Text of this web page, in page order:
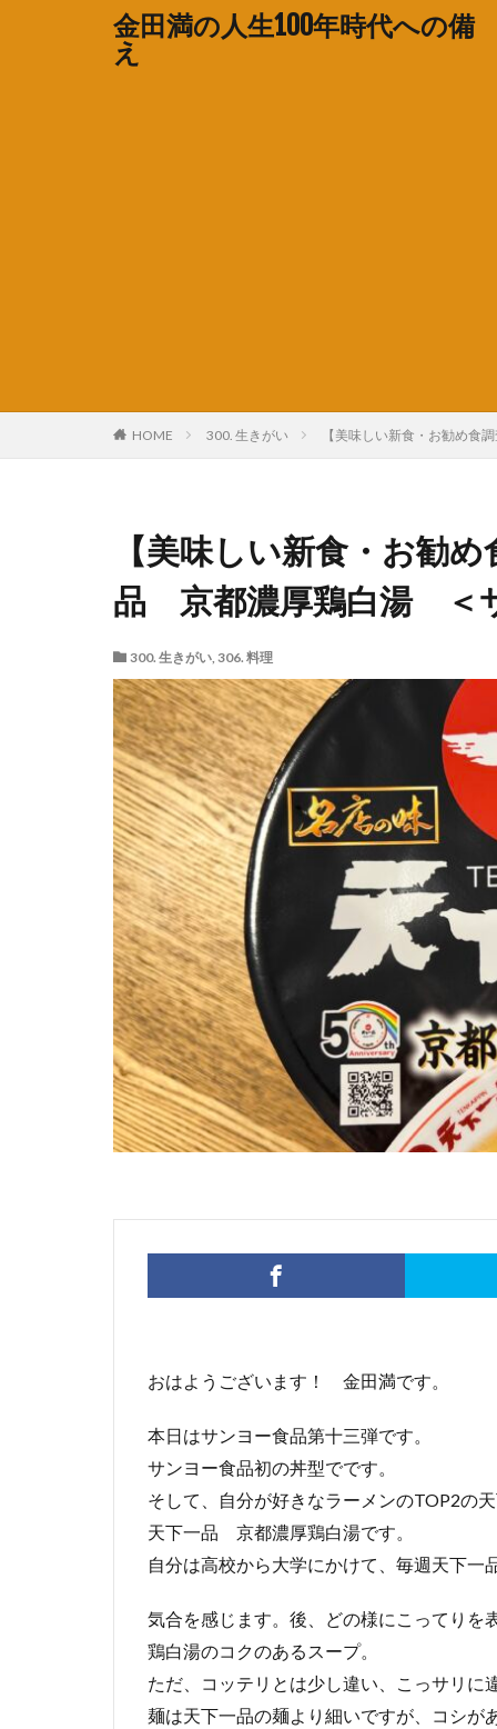
金田満の人生100年時代への備
え
HOME 300. 生きがい 【美味しい新食・お勧め
【美味しい新食・お勧
品 京都濃厚鶏白湯 ＜
300. 生きがい, 306. 料理
おはようございます！ 金田満です。
本日はサンヨー食品第十三弾です。
サンヨー食品初の丼型でです。
そして、自分が好きなラーメンのTOP2の
天下一品 京都濃厚鶏白湯です。
自分は高校から大学にかけて、毎週天下
気合を感じます。後、どの様にこってりを
鶏白湯のコクのあるスープ。
ただ、コッテリとは少し違い、こっサリに
麺は天下一品の麺より細いですが、コシが